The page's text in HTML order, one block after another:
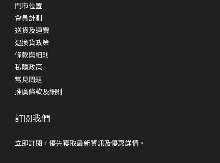
門市位置
會員計劃
送貨及運費
退換貨政策
條款與細則
私隱政策
常見問題
推廣條款及細則
訂閱我們
立即訂閱，優先獲取最新資訊及優惠詳情。